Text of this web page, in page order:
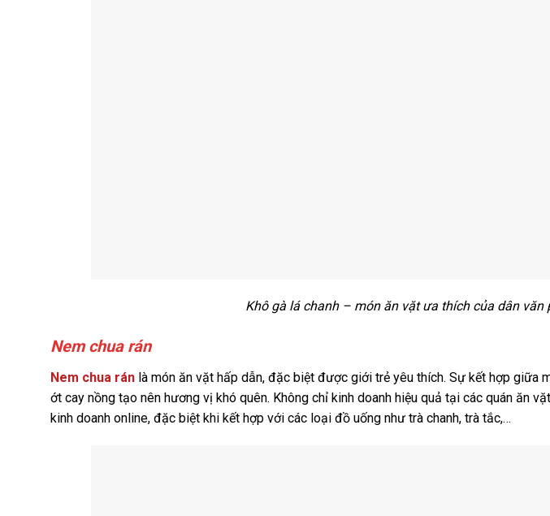
Khô gà lá chanh – món ăn vặt ưa thích của dân văn
Nem chua rán
Nem chua rán là món ăn vặt hấp dẫn, đặc biệt được giới trẻ yêu thích. Sự kết hợp giữa
ớt cay nồng tạo nên hương vị khó quên. Không chỉ kinh doanh hiệu quả tại các quán ăn
kinh doanh online, đặc biệt khi kết hợp với các loại đồ uống như trà chanh, trà tắc,…